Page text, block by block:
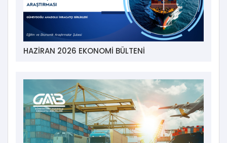
HAZİRAN 2026 EKONOMİ BÜLTENİ